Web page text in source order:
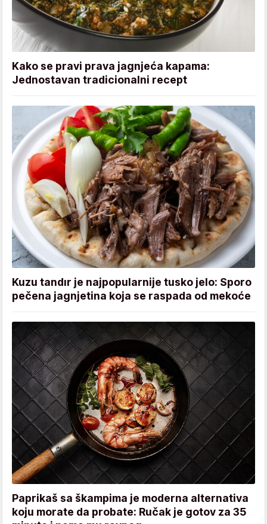
Kako se pravi prava jagnjeća kapama:
Jednostavan tradicionalni recept
Kuzu tandır je najpopularnije tusko jelo: Sporo
pečena jagnjetina koja se raspada od mekoće
Paprikaš sa škampima je moderna alternativa
koju morate da probate: Ručak je gotov za 35